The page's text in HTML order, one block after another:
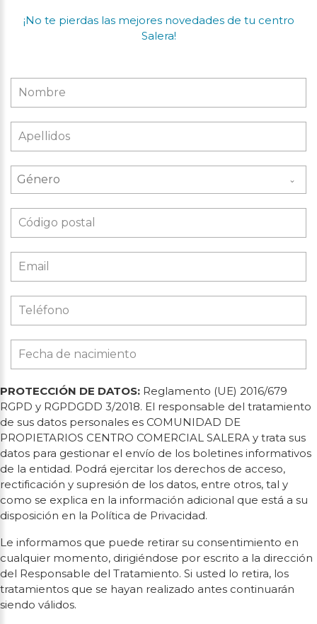
¡No te pierdas las mejores novedades de tu centro
Salera!
Género
PROTECCIÓN DE DATOS: Reglamento (UE) 2016/679
RGPD y RGPDGDD 3/2018. El responsable del tratamiento
de sus datos personales es COMUNIDAD DE
PROPIETARIOS CENTRO COMERCIAL SALERA y trata sus
datos para gestionar el envío de los boletines informativos
de la entidad. Podrá ejercitar los derechos de acceso,
rectificación y supresión de los datos, entre otros, tal y
como se explica en la información adicional que está a su
disposición en la Política de Privacidad.
Le informamos que puede retirar su consentimiento en
cualquier momento, dirigiéndose por escrito a la dirección
del Responsable del Tratamiento. Si usted lo retira, los
tratamientos que se hayan realizado antes continuarán
siendo válidos.